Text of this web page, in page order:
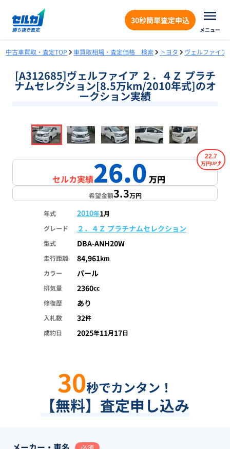
30秒簡単査定申込
メニュー
中古車買取・査定TOP 車買取相場・査定価格 検索 トヨタ ヴェルファイア
[A312685]ヴェルファイア ２．４Ｚ プラチ
ナムセレクション[8.5万km/2010年式]のオ
ークション実績
1/18
セルカ実績26.0万円
22.7
万円
希望金額3.3万円
年式 2010年1月
グレード
２．４Ｚ プラチナムセレクション
型式 DBA-ANH20W
走行距離 84,961km
カラー
パール
排気量 2360cc
修復歴
あり
入札数 32件
成約日
2025年11月17日
30秒でカンタン！
【無料】査定申し込み